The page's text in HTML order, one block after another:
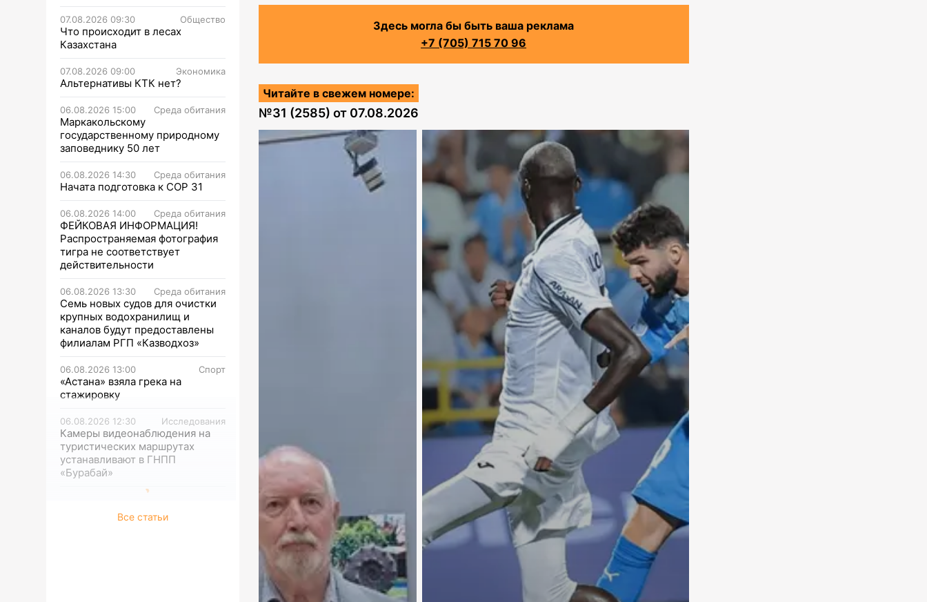
07.08.2026 09:30 Общество
Что происходит в лесах
Казахстана
07.08.2026 09:00 Экономика
Альтернативы КТК нет?
06.08.2026 15:00 Среда обитания
Маркакольскому
государственному природному
заповеднику 50 лет
06.08.2026 14:30 Среда обитания
Начата подготовка к СОР 31
06.08.2026 14:00 Среда обитания
ФЕЙКОВАЯ ИНФОРМАЦИЯ!
Распространяемая фотография
тигра не соответствует
действительности
06.08.2026 13:30 Среда обитания
Семь новых судов для очистки
крупных водохранилищ и
каналов будут предоставлены
филиалам РГП «Казводхоз»
06.08.2026 13:00 Спорт
«Астана» взяла грека на
стажировку
06.08.2026 12:30 Исследования
Камеры видеонаблюдения на
туристических маршрутах
устанавливают в ГНПП
«Бурабай»
Все статьи
Здесь могла бы быть ваша реклама
+7 (705) 715 70 96
Читайте в свежем номере:
№31 (2585) от 07.08.2026